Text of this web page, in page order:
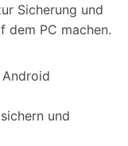
Sicherung und
dem PC machen.
und